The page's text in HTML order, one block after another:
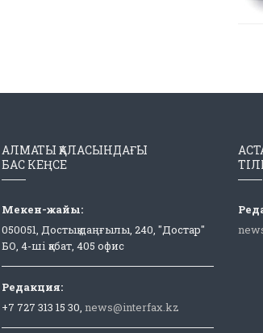
АЛМАТЫ ҚАЛАСЫНДАҒЫ
БАС КЕҢСЕ
Мекен-жайы:
050051, Достық даңғылы, 240, "Достар"
БО, 4-ші қабат, 405 офис
Редакция:
+7 727 313 15 30, news@interfax.kz